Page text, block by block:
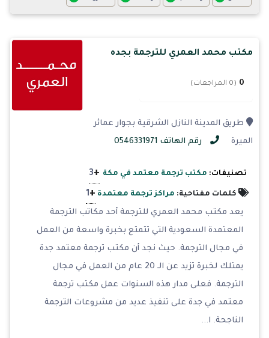
مكتب محمد العمري للترجمة بجده
0 (0 المراجعات)
طريق المدينة النازل الشرقية بجوار عمائر
الميرة
رقم الهاتف 0546331971
تصنيفات: مكتب ترجمة معتمد في مكة +
3
كلمات مفتاحية: مراكز ترجمة معتمدة +
1
يعد مكتب محمد العمري للترجمة أحد مكاتب الترجمة
المعتمدة السعودية التي تتمتع بخبرة واسعة من العمل
في مجال الترجمة. حيث نجد أن مكتب ترجمة معتمد جدة
يمتلك لخبرة تزيد عن الـ 20 عام من العمل في مجال
الترجمة. فعلى مدار هذه السنوات عمل مكتب ترجمة
معتمد في جدة على تنفيذ عديد من مشروعات الترجمة
الناجحة. ا...